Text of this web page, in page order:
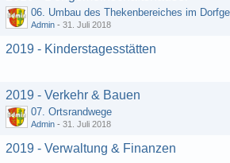
Admin - 31. Juli 2018
2019 - Kinderstagesstätten
2019 - Verkehr & Bauen
07. Ortsrandwege
Admin - 31. Juli 2018
2019 - Verwaltung & Finanzen